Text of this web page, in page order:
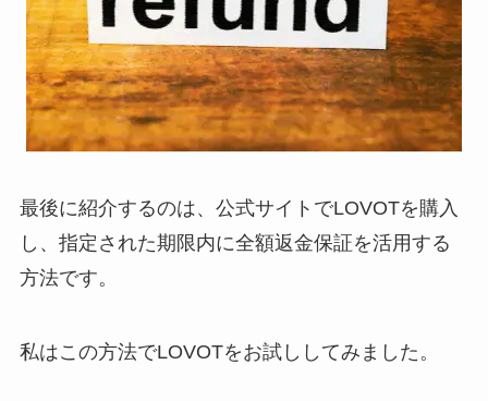
最後に紹介するのは、公式サイトでLOVOTを購入
し、指定された期限内に全額返金保証を活用する
方法です。
私はこの方法でLOVOTをお試ししてみました。